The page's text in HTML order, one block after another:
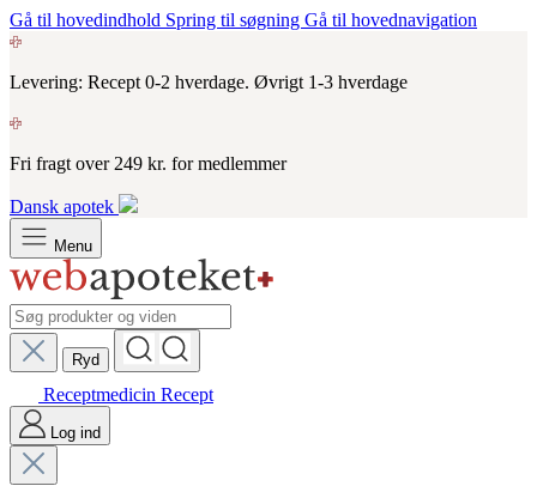
Gå til hovedindhold Spring til søgning Gå til hovednavigation
Levering: Recept 0-2 hverdage. Øvrigt 1-3 hverdage
Fri fragt over 249 kr. for medlemmer
Dansk apotek
Menu
Ryd
Receptmedicin Recept
Log ind